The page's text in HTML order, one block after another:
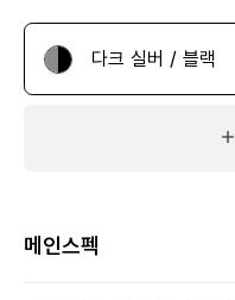
다크 실버 / 블랙
메인스펙